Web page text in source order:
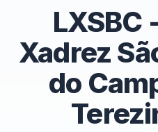
LXSBC
Xadrez
do